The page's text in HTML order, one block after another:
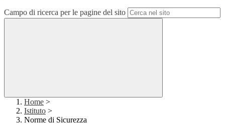
Campo di ricerca per le pagine del sito
Home >
Istituto >
Norme di Sicurezza